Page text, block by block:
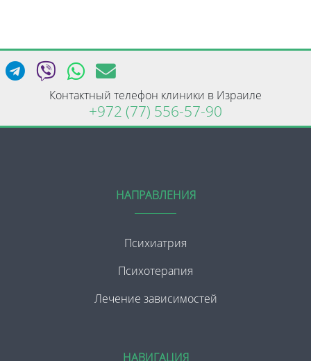
Контактный телефон клиники в Израиле
+972 (77) 556-57-90
НАПРАВЛЕНИЯ
Психиатрия
Психотерапия
Лечение зависимостей
НАВИГАЦИЯ